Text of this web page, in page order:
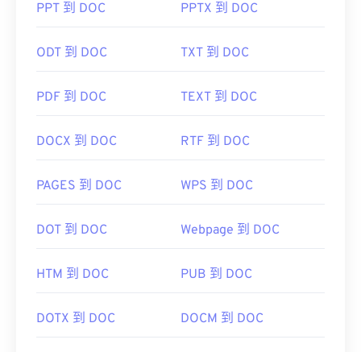
PPT 到 DOC PPTX 到 DOC
ODT 到 DOC TXT 到 DOC
PDF 到 DOC TEXT 到 DOC
DOCX 到 DOC RTF 到 DOC
PAGES 到 DOC WPS 到 DOC
DOT 到 DOC Webpage 到 DOC
HTM 到 DOC PUB 到 DOC
DOTX 到 DOC DOCM 到 DOC